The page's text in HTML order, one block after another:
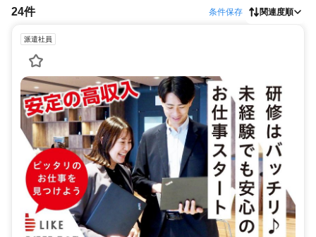
24件 条件保存 関連度順
派遣社員